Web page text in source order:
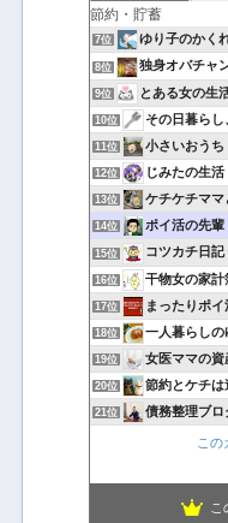
7位 ゆり子のかく
8位 独身オバチャ
9位 とある女の生
10位 その日暮ら
11位 小さいおうち
12位 じみたの生活
13位 ケチケチママ
14位 ポイ活の先輩
15位 コツカチ日記
16位 干物女の家計
17位 まったりポイ
18位 一人暮らし
19位 女医ママの資
20位 節約とケチは
21位 債務整理ブログ｜
この
こ